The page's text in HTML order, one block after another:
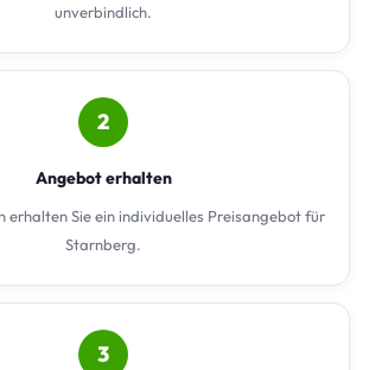
unverbindlich.
2
Angebot erhalten
erhalten Sie ein individuelles Preisangebot für
Starnberg.
3